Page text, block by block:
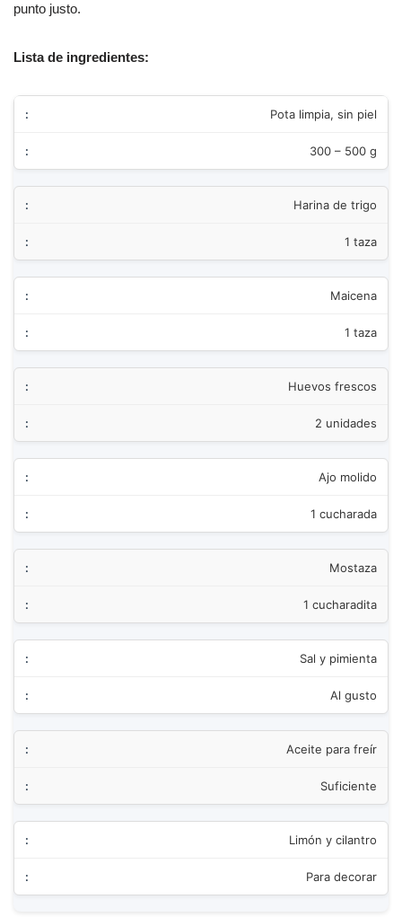
punto justo.
Lista de ingredientes:
Pota limpia, sin piel
300 – 500 g
Harina de trigo
1 taza
Maicena
1 taza
Huevos frescos
2 unidades
Ajo molido
1 cucharada
Mostaza
1 cucharadita
Sal y pimienta
Al gusto
Aceite para freír
Suficiente
Limón y cilantro
Para decorar